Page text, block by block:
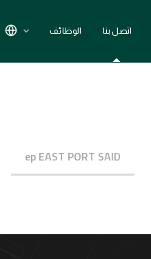
اتصل بنا الوظائف
ep EAST PORT SAID